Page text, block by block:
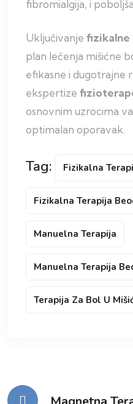
fibromialgija, i
Uključivanje fizikalne
plan lečenja mišićne
efikasne i dugotrajne
ekspertize
osnovnim uzrocima
optimalan oporavak.
Tag: Fizikalna
Fizikalna Terapija
Manuelna Terapija
Manuelna Terapija
Terapija Za Bol U